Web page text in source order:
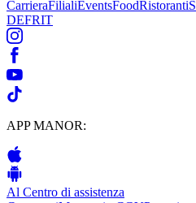
CarrieraFilialiEventsFoodRistoranti
DEFRIT
APP MANOR:
Al Centro di assistenza